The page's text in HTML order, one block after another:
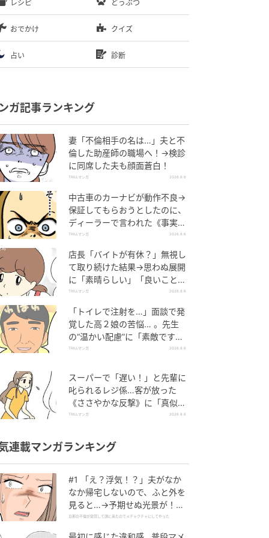
レシピ どうぶつ
おでかけ クイズ
占い 診断
ガ記事ランキング
妻「不倫相手の名は…」夫と不
倫した助産師の職場へ！→検診
に同席した夫も顔面蒼白！
TRILLマンガ 2026.8.6
中古車のカーナビが動作不良→
保証してもらおうとしたのに、
ディーラーで言われた《事実》
に唖然…
TRILLマンガ 2026.8.6
店長「バイトが有休？」無視し
て取り続けた結果→思わぬ展開
に「素晴らしい」「良いことし
ましたね」
TRILLマンガ 2026.8.6
「トイレで注射を…」面談で発
覚した高２娘の苦悩… 。先生
の“温かい配慮”に「素敵です
ね」「対応がいいね」
TRILLマンガ 2026.8.6
スーパーで「遅い！」と先輩に
叱られるレジ係…客が放った
《ささやかな反撃》に「真似し
たい！」「私もです」
TRILLマンガ 2026.8.6
連載マンガランキング
#1 「え？浮気！？」夫がなか
なか帰宅しないので、ふと外を
見ると…→予期せぬ光景が！｜
旦那の不倫が発覚して頭に来た
旦那の不倫が発覚して頭に来たのでメチャクチャにしてやった